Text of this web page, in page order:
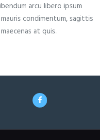
arcu libero ipsum
condimentum, sagittis
at quis.